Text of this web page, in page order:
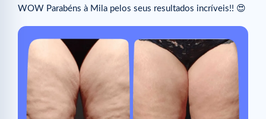
WOW Parabéns à Mila pelos seus resultados incríveis!! 😍